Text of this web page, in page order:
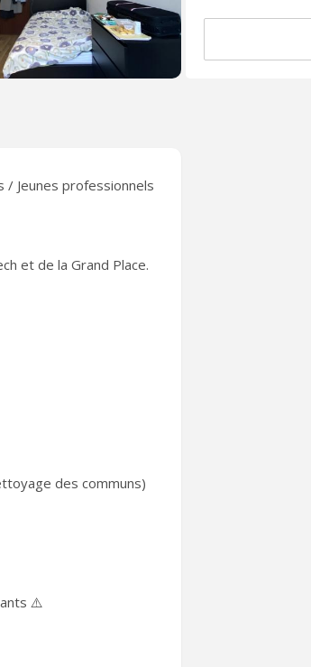
/ Jeunes professionnels
et de la Grand Place.
des communs)
⚠️